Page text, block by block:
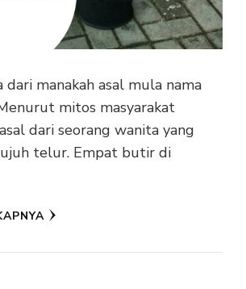
dari manakah asal mula nama
mitos masyarakat
dari seorang wanita yang
telur. Empat butir di